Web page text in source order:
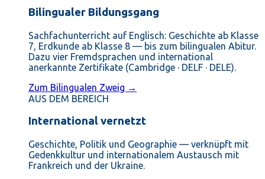
Bilingualer Bildungsgang
Sachfachunterricht auf Englisch: Geschichte ab Klasse
7, Erdkunde ab Klasse 8 — bis zum bilingualen Abitur.
Dazu vier Fremdsprachen und international
anerkannte Zertifikate (Cambridge · DELF · DELE).
Zum Bilingualen Zweig →
AUS DEM BEREICH
International vernetzt
Geschichte, Politik und Geographie — verknüpft mit
Gedenkkultur und internationalem Austausch mit
Frankreich und der Ukraine.